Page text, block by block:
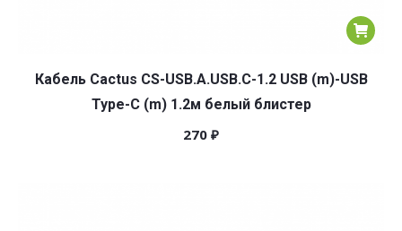
Кабель Cactus CS-USB.A.USB.C-1.2 USB (m)-USB
Type-C (m) 1.2м белый блистер
270 ₽